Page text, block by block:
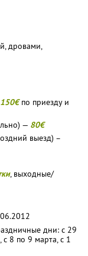
дровами,
150€по приезду и
— 80€
выезд) –
, выходные/
дни: с 29
8 по 9 марта, с 1